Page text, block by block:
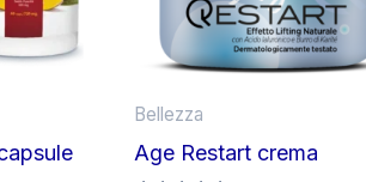
Bellezza
Age Restart crema